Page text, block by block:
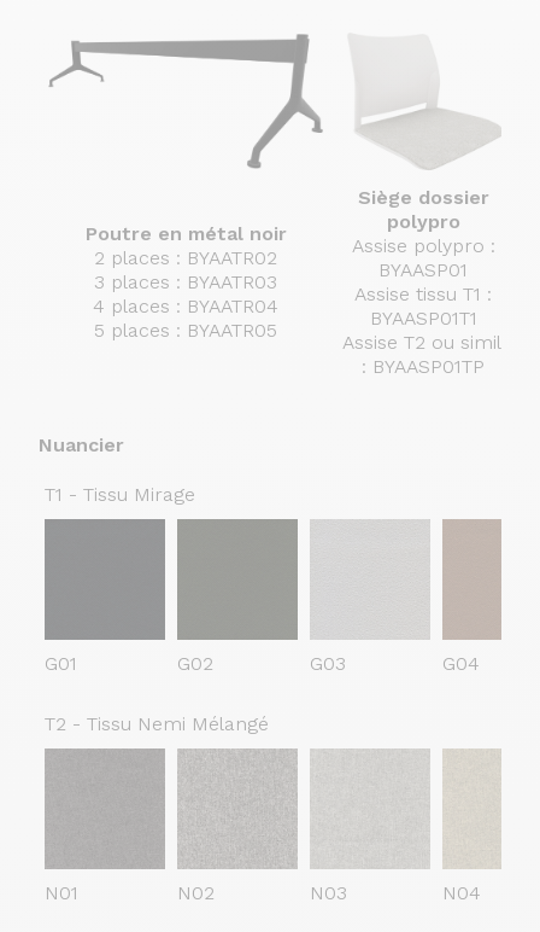
Poutre en métal noir
2 places : BYAATR02
3 places : BYAATR03
4 places : BYAATR04
5 places : BYAATR05
Siège dossier
polypro
Assise polypro :
BYAASP01
Assise tissu T1 :
BYAASP01T1
Assise T2 ou simili
: BYAASP01TP
Nuancier
T1 - Tissu Mirage
G01 G02 G03 G04
T2 - Tissu Nemi Mélangé
N01 N02 N03 N04